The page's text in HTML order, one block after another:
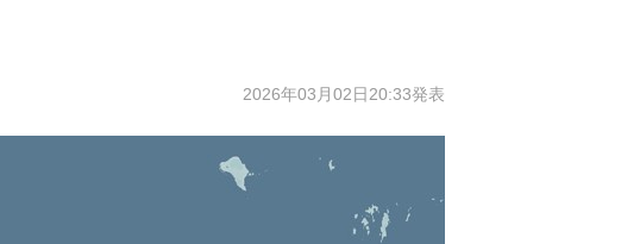
2026年03月02日20:33発表